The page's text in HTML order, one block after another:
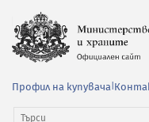
Профил на купувача